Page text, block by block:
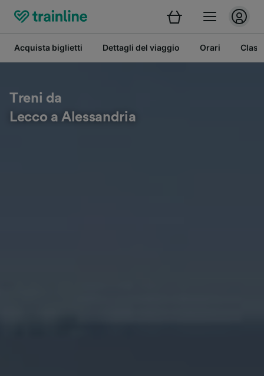
Acquista biglietti Dettagli del viaggio Orari
Treni da
Lecco a Alessandria